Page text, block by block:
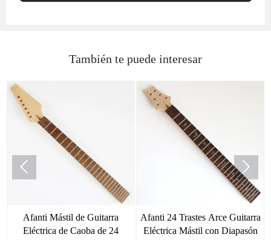
También te puede interesar
Afanti Mástil de Guitarra
Eléctrica de Caoba de 24
Afanti 24 Trastes Arce Guitarra
Eléctrica Mástil con Diapasón
 